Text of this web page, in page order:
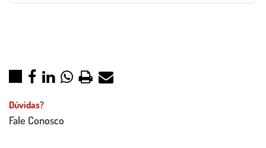
Dúvidas?
Fale Conosco